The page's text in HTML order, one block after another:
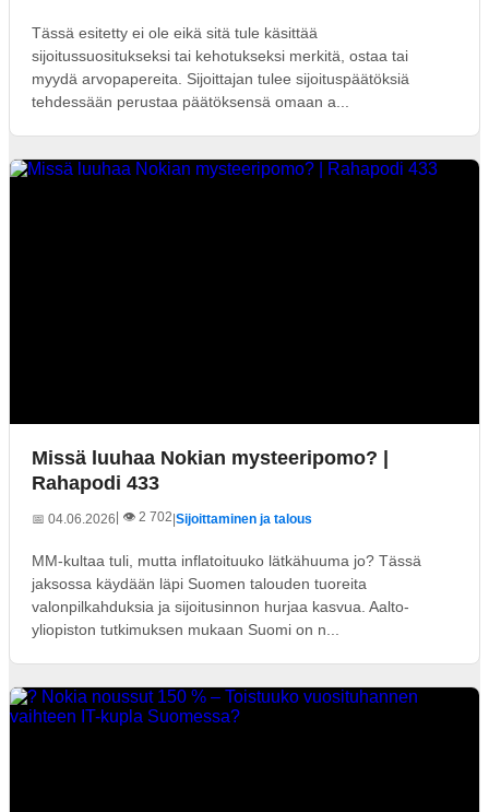
Tässä esitetty ei ole eikä sitä tule käsittää
sijoitussuositukseksi tai kehotukseksi merkitä, ostaa tai
myydä arvopapereita. Sijoittajan tulee sijoituspäätöksiä
tehdessään perustaa päätöksensä omaan a...
Missä luuhaa Nokian mysteeripomo? |
Rahapodi 433
📅 04.06.2026 | 👁️ 2 702|Sijoittaminen ja talous
MM-kultaa tuli, mutta inflatoituuko lätkähuuma jo? Tässä
jaksossa käydään läpi Suomen talouden tuoreita
valonpilkahduksia ja sijoitusinnon hurjaa kasvua. Aalto-
yliopiston tutkimuksen mukaan Suomi on n...